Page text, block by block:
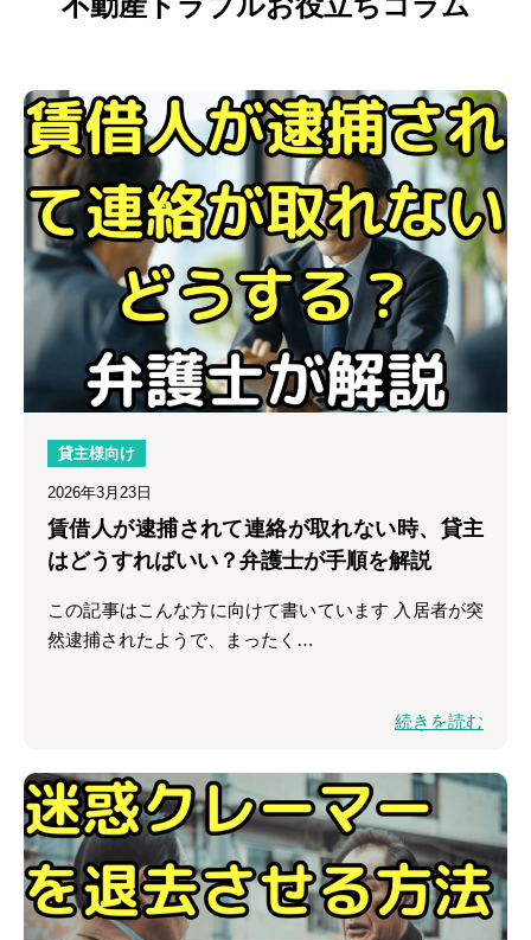
貸主様向け
2026年3月23日
賃借人が逮捕されて連絡が取れない時、貸主
はどうすればいい？弁護士が手順を解説
この記事はこんな方に向けて書いています 入居者が突
然逮捕されたようで、まったく…
続きを読む